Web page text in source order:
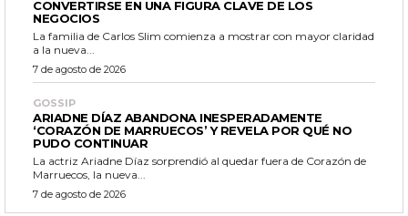
CONVERTIRSE EN UNA FIGURA CLAVE DE LOS
NEGOCIOS
La familia de Carlos Slim comienza a mostrar con mayor claridad
a la nueva...
7 de agosto de 2026
GOSSIP
ARIADNE DÍAZ ABANDONA INESPERADAMENTE
‘CORAZÓN DE MARRUECOS’ Y REVELA POR QUÉ NO
PUDO CONTINUAR
La actriz Ariadne Díaz sorprendió al quedar fuera de Corazón de
Marruecos, la nueva...
7 de agosto de 2026